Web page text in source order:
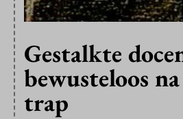
Gestalkte
bewusteloos
trap